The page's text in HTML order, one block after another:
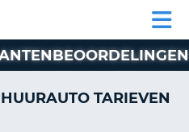
TARIEVEN